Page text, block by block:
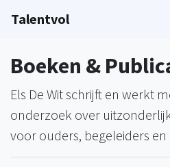
Talentvol
Boeken &
Els De Wit schrijft en werkt
onderzoek over
voor ouders, begeleiders en